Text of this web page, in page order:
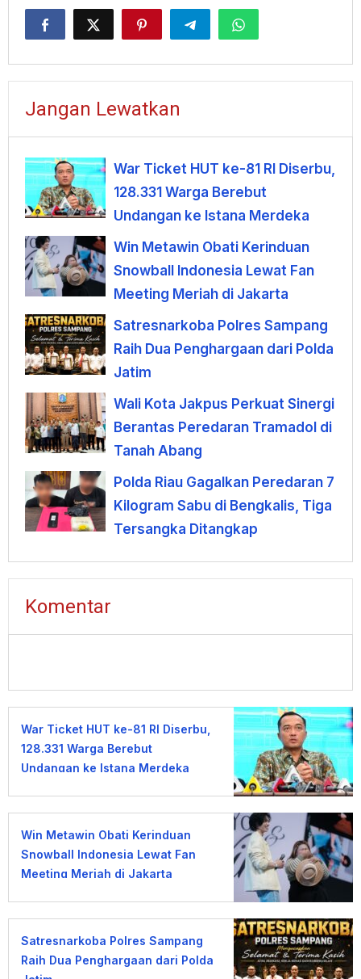
Jangan Lewatkan
War Ticket HUT ke-81 RI Diserbu,
128.331 Warga Berebut
Undangan ke Istana Merdeka
Win Metawin Obati Kerinduan
Snowball Indonesia Lewat Fan
Meeting Meriah di Jakarta
Satresnarkoba Polres Sampang
Raih Dua Penghargaan dari Polda
Jatim
Wali Kota Jakpus Perkuat Sinergi
Berantas Peredaran Tramadol di
Tanah Abang
Polda Riau Gagalkan Peredaran 7
Kilogram Sabu di Bengkalis, Tiga
Tersangka Ditangkap
Komentar
War Ticket HUT ke-81 RI Diserbu,
128.331 Warga Berebut
Undangan ke Istana Merdeka
Win Metawin Obati Kerinduan
Snowball Indonesia Lewat Fan
Meeting Meriah di Jakarta
Satresnarkoba Polres Sampang
Raih Dua Penghargaan dari Polda